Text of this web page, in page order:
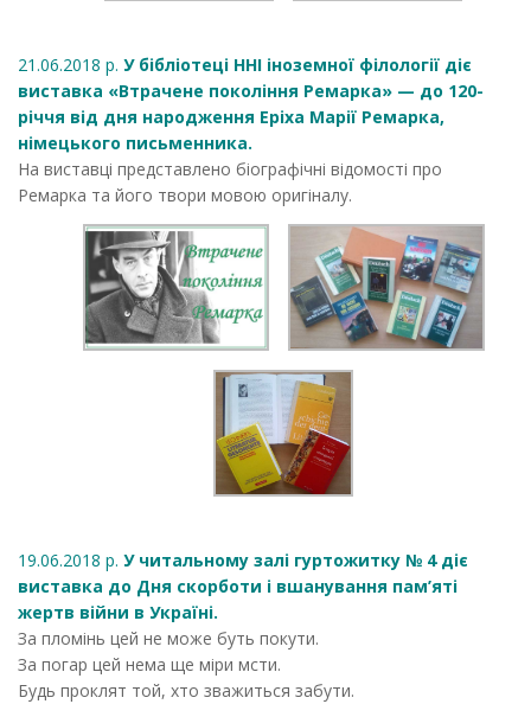
21.06.2018 р. У бібліотеці ННІ іноземної філології діє
виставка «Втрачене покоління Ремарка» — до 120-
річчя від дня народження Еріха Марії Ремарка,
німецького письменника.
На виставці представлено біографічні відомості про
Ремарка та його твори мовою оригіналу.
19.06.2018 р. У читальному залі гуртожитку № 4 діє
виставка до Дня скорботи і вшанування пам’яті
жертв війни в Україні.
За пломінь цей не може буть покути.
За погар цей нема ще міри мсти.
Будь проклят той, хто зважиться забути.